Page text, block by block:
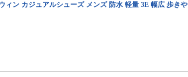
ィン カジュアルシューズ メンズ 防水 軽量 3E 幅広 歩きや